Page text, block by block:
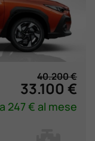
40.200 €
33.100 €
247 € al mese